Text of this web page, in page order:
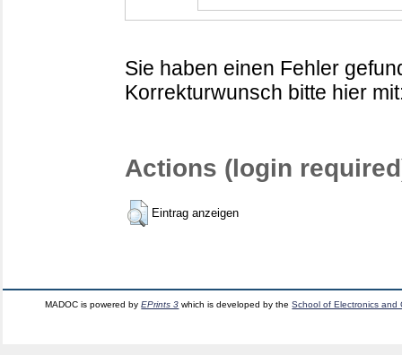
Sie haben einen Fehler
Korrekturwunsch bitte hier
Actions (login
Eintrag anzeigen
MADOC is powered byEPrints 3 which is developed by theSchool of Electronics and